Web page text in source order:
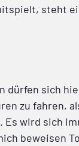
steht
dürfen sich
zu fahren,
Es wird sich
beweisen